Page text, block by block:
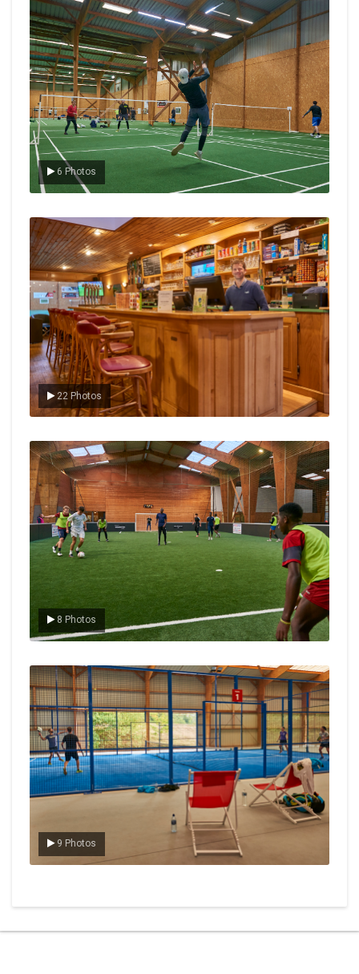
6 Photos
Le badminton
22 Photos
Le Club
8 Photos
Le foot en salle
9 Photos
Le padel